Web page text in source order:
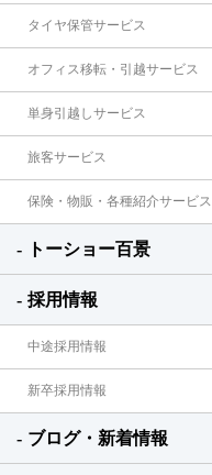
タイヤ保管サービス
オフィス移転・引越サービス
単身引越しサービス
旅客サービス
保険・物販・各種紹介サービス
トーショー百景
採用情報
中途採用情報
新卒採用情報
ブログ・新着情報